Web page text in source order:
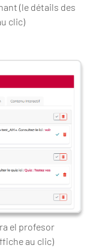
(le détails des
clic)
el profesor
au clic)